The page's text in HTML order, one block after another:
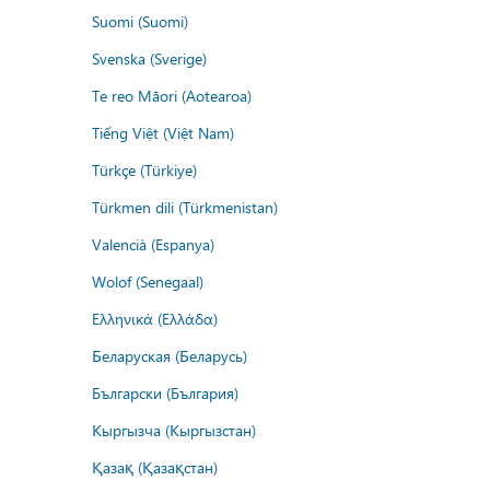
Suomi (Suomi)
Svenska (Sverige)
Te reo Māori (Aotearoa)
Tiếng Việt (Việt Nam)
Türkçe (Türkiye)
Türkmen dili (Türkmenistan)
Valencià (Espanya)
Wolof (Senegaal)
Ελληνικά (Ελλάδα)
Беларуская (Беларусь)
Български (България)
Кыргызча (Кыргызстан)
Қазақ (Қазақстан)